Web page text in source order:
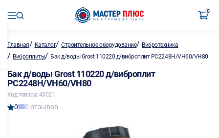
0
Главная/ Каталог/Строительное оборудование/ Вибротехника
/ Виброплиты/ Бак д/воды Grost 110220 д/виброплит PC2248H/VH60/VH80
Бак д/воды Grost 110220 д/виброплит
PC2248H/VH60/VH80
Код товара: 43021
0 0 отзывов